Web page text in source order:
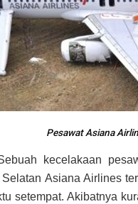
Pesawat Asiana
kecelakaan
Asiana Airlines
setempat. Akibatnya